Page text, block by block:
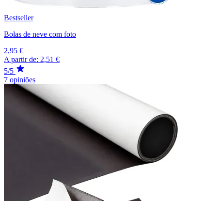
Bestseller
Bolas de neve com foto
2,95 €
A partir de: 2,51 €
5/5
7 opiniões